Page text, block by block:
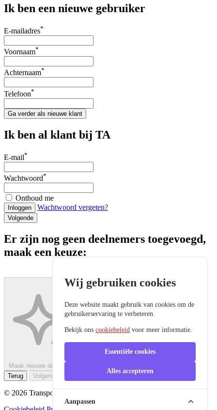
Ik ben een nieuwe gebruiker
E-mailadres*
Voornaam*
Achternaam*
Telefoon*
Ga verder als nieuwe klant
Ik ben al klant bij TA
E-mail*
Wachtwoord*
Onthoud me
Inloggen Wachtwoord vergeten?
Volgende
Er zijn nog geen deelnemers toegevoegd,
maak een keuze:
Maak nieuwe deelnemer aan
Terug
Volgende
© 2026 Transport Academy, Alle rechten voorbehouden.
Wij gebruiken cookies
Deze website maakt gebruik van cookies om de
gebruikerservaring te verbeteren.
Bekijk onscookiebeleid voor meer informatie.
Essentiële cookies
Alles accepteren
Aanpassen